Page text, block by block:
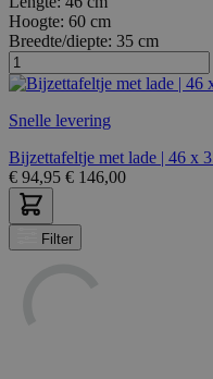
Hoogte: 60 cm
Breedte/diepte: 35 cm
Snelle levering
Bijzettafeltje met lade | 46 x
€ 94,95 € 146,00
Filter